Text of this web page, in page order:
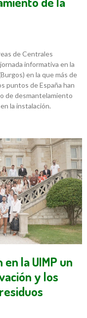
de Centrales
informativa en la
en la que más de
puntos de España han
de desmantelamiento
la instalación.
la UIMP un
y los